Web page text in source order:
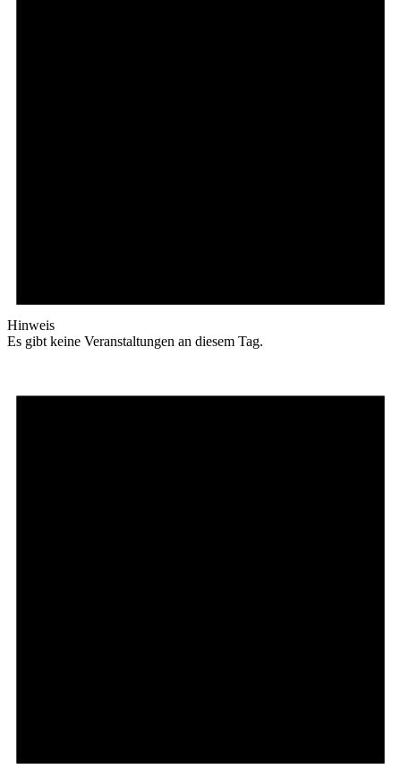
Hinweis
Es gibt keine Veranstaltungen an diesem Tag.